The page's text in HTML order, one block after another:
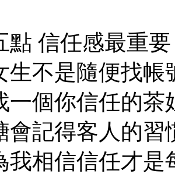
點 信任感最重要
生不是隨便找帳
一個你信任的茶
會記得客人的習
我相信信任才